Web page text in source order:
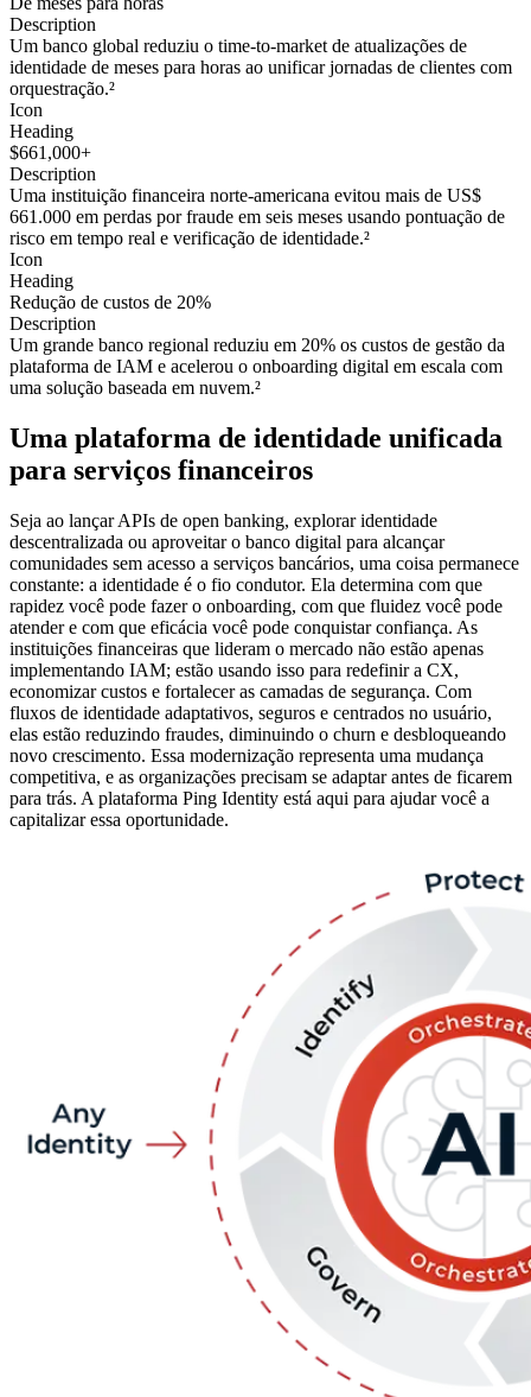
Description
Um banco global reduziu o time-to-market de atualizações de
identidade de meses para horas ao unificar jornadas de clientes com
orquestração.²
Icon
Heading
$661,000+
Description
Uma instituição financeira norte-americana evitou mais de US$
661.000 em perdas por fraude em seis meses usando pontuação de
risco em tempo real e verificação de identidade.²
Icon
Heading
Redução de custos de 20%
Description
Um grande banco regional reduziu em 20% os custos de gestão da
plataforma de IAM e acelerou o onboarding digital em escala com
uma solução baseada em nuvem.²
Uma plataforma de identidade unificada
para serviços financeiros
Seja ao lançar APIs de open banking, explorar identidade
descentralizada ou aproveitar o banco digital para alcançar
comunidades sem acesso a serviços bancários, uma coisa permanece
constante: a identidade é o fio condutor. Ela determina com que
rapidez você pode fazer o onboarding, com que fluidez você pode
atender e com que eficácia você pode conquistar confiança. As
instituições financeiras que lideram o mercado não estão apenas
implementando IAM; estão usando isso para redefinir a CX,
economizar custos e fortalecer as camadas de segurança. Com
fluxos de identidade adaptativos, seguros e centrados no usuário,
elas estão reduzindo fraudes, diminuindo o churn e desbloqueando
novo crescimento. Essa modernização representa uma mudança
competitiva, e as organizações precisam se adaptar antes de ficarem
para trás. A plataforma Ping Identity está aqui para ajudar você a
capitalizar essa oportunidade.